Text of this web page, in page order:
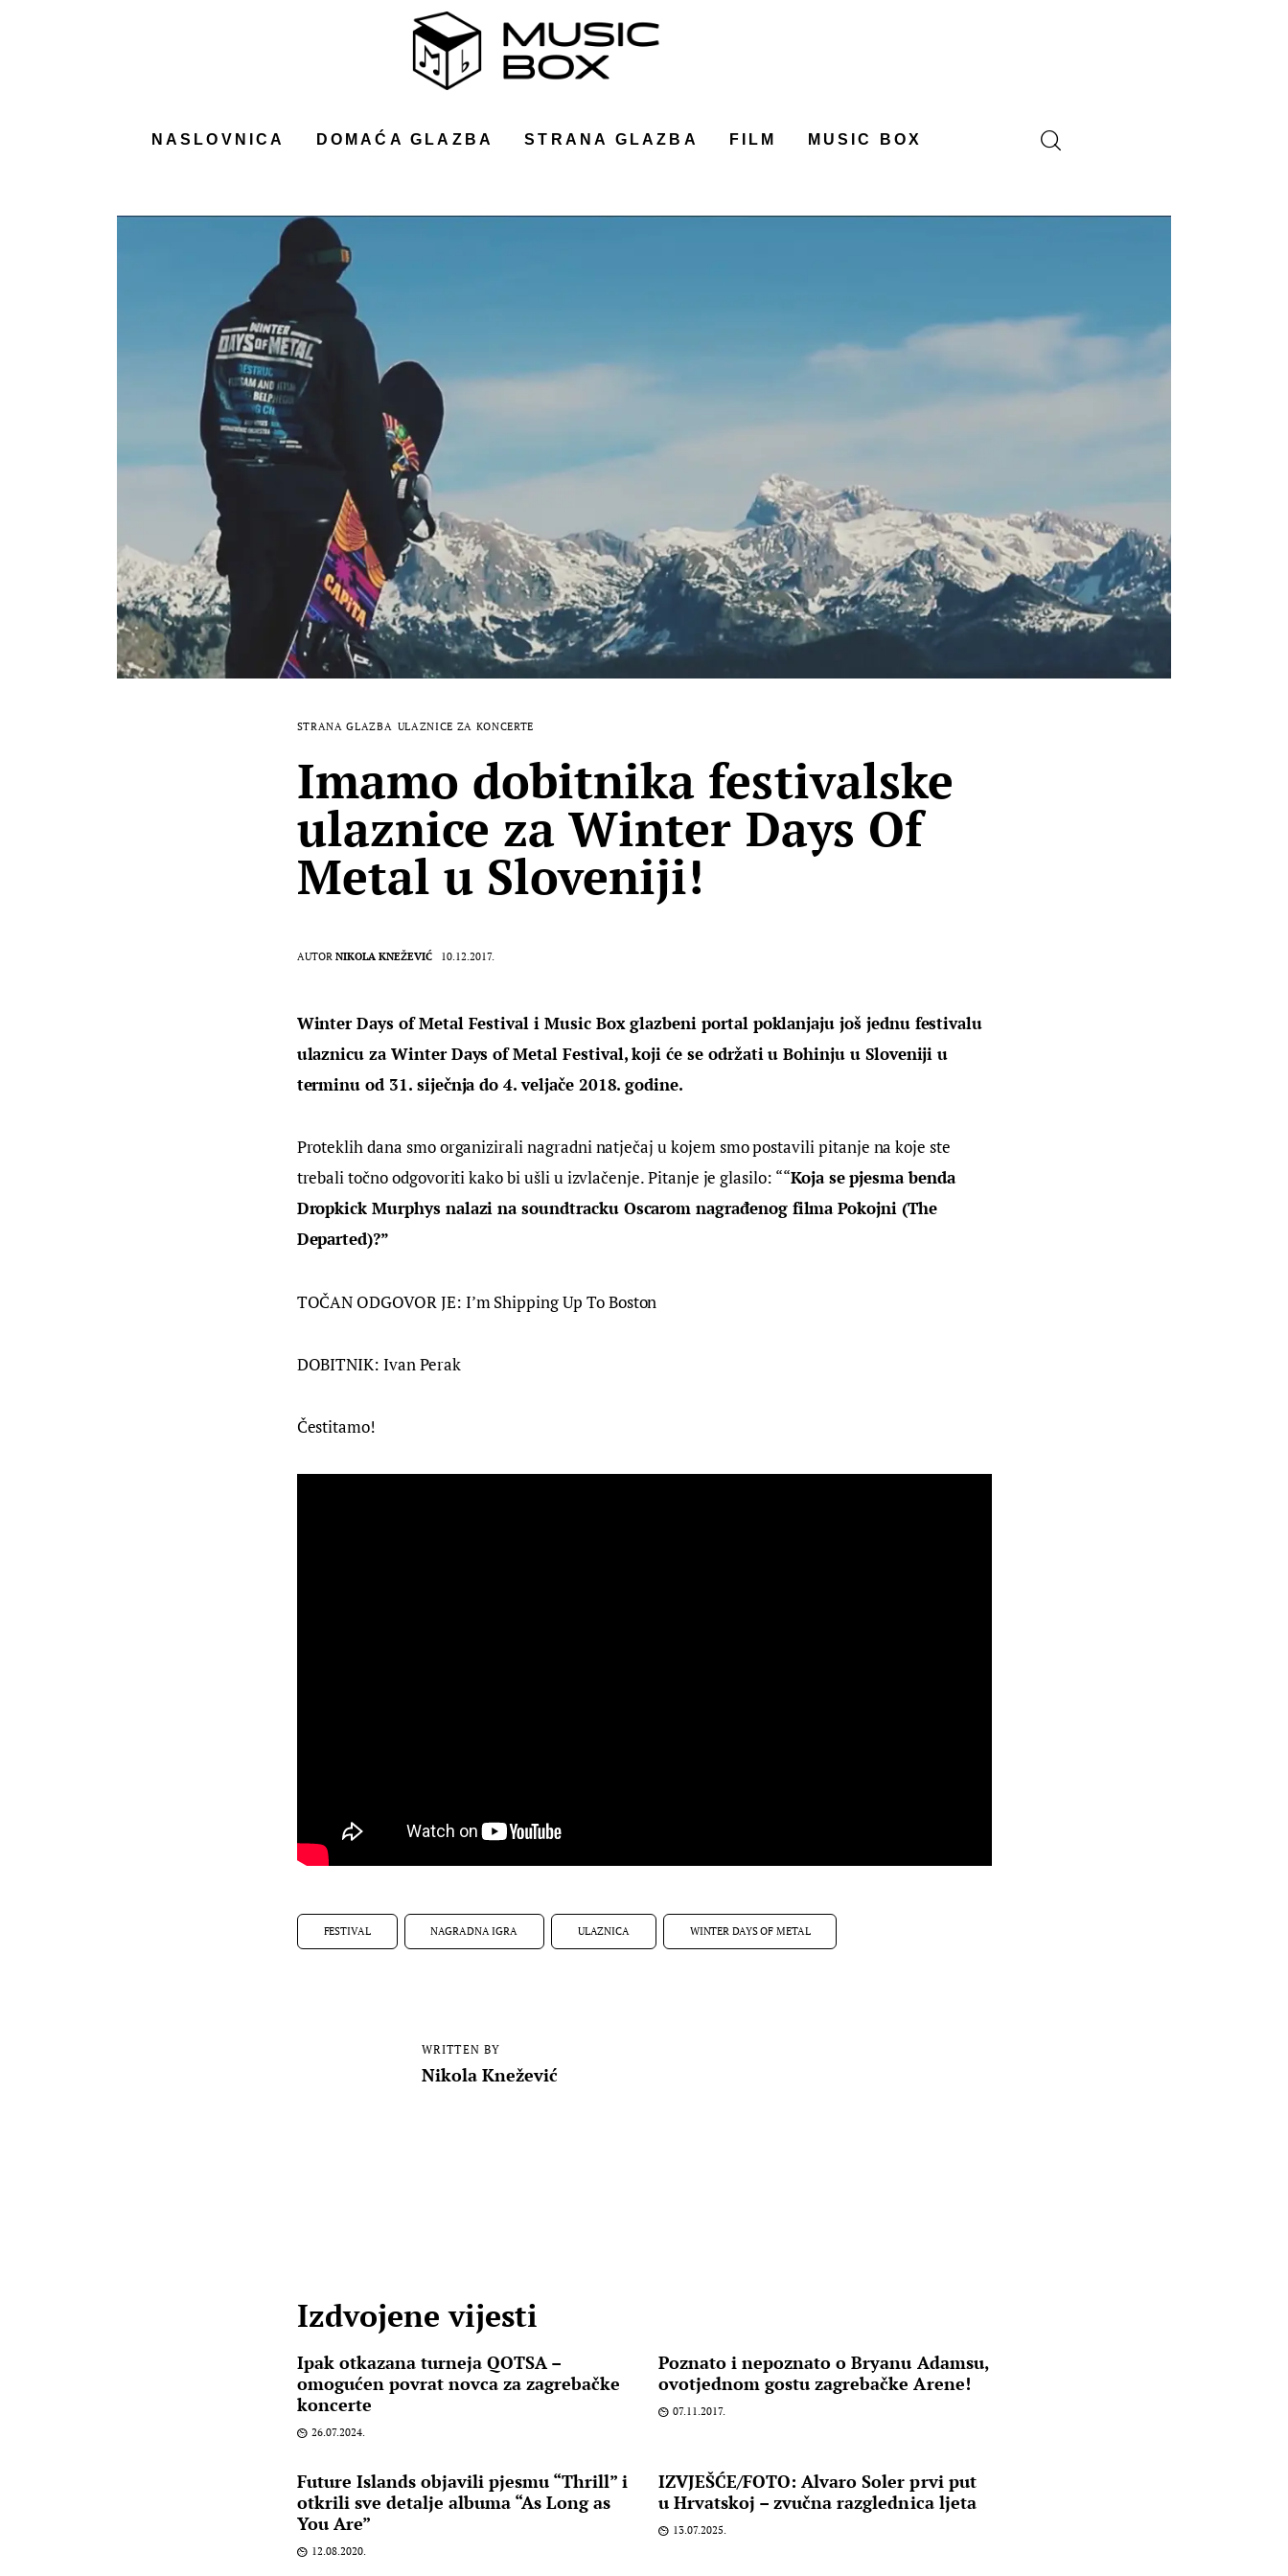
NASLOVNICA DOMAĆA GLAZBA STRANA GLAZBA FILM MUSIC BOX
STRANA GLAZBA ULAZNICE ZA KONCERTE
Imamo dobitnika festivalske
ulaznice za Winter Days Of
Metal u Sloveniji!
AUTOR NIKOLA KNEŽEVIĆ 10.12.2017.
Winter Days of Metal Festival i Music Box glazbeni portal poklanjaju još jednu festivalu
ulaznicu za Winter Days of Metal Festival, koji će se održati u Bohinju u Sloveniji u
terminu od 31. siječnja do 4. veljače 2018. godine.
Proteklih dana smo organizirali nagradni natječaj u kojem smo postavili pitanje na koje ste
trebali točno odgovoriti kako bi ušli u izvlačenje. Pitanje je glasilo: ““Koja se pjesma benda
Dropkick Murphys nalazi na soundtracku Oscarom nagrađenog filma Pokojni (The
Departed)?”
TOČAN ODGOVOR JE: I’m Shipping Up To Boston
DOBITNIK: Ivan Perak
Čestitamo!
FESTIVAL NAGRADNA IGRA ULAZNICA WINTER DAYS OF METAL
WRITTEN BY
Nikola Knežević
Izdvojene vijesti
Ipak otkazana turneja QOTSA –
omogućen povrat novca za zagrebačke
koncerte
26.07.2024.
Poznato i nepoznato o Bryanu Adamsu,
ovotjednom gostu zagrebačke Arene!
07.11.2017.
Future Islands objavili pjesmu “Thrill” i
otkrili sve detalje albuma “As Long as
You Are”
12.08.2020.
IZVJEŠĆE/FOTO: Alvaro Soler prvi put
u Hrvatskoj – zvučna razglednica ljeta
13.07.2025.